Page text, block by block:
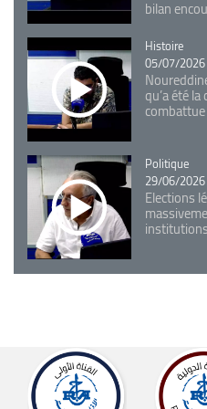
bilan
Catégorie
Histoire
05/07/
qu’a été
Catégorie
Politique
29/06/
Elections